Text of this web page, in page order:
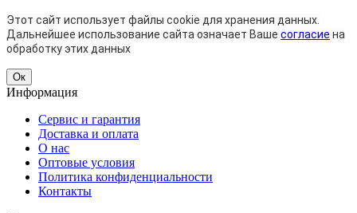
Этот сайт использует файлы cookie для хранения данных.
Дальнейшее использование сайта означает Ваше согласие на
обработку этих данных
Ок
Информация
Сервис и гарантия
Доставка и оплата
О нас
Оптовые условия
Политика конфиденциальности
Контакты